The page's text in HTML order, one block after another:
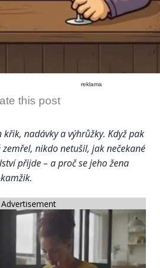
reklama
this post
křik, nadávky a výhrůžky. Když pak
nikdo netušil, jak nečekané
přijde – a proč se jeho žena
Advertisement